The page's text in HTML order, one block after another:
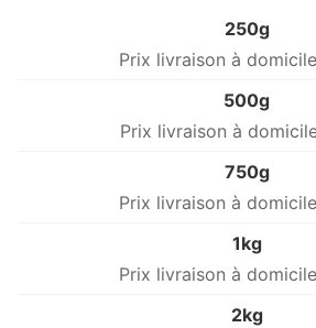
250g
500g
750g
1kg
2kg